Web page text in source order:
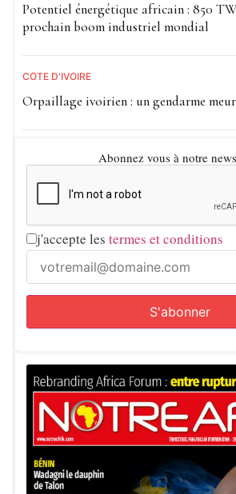
Potentiel énergétique africain : 850
prochain boom industriel mondial
CÔTE D'IVOIRE
Orpaillage ivoirien : un gendarme
Abonnez vous à notre
j'accepte les termes et conditions